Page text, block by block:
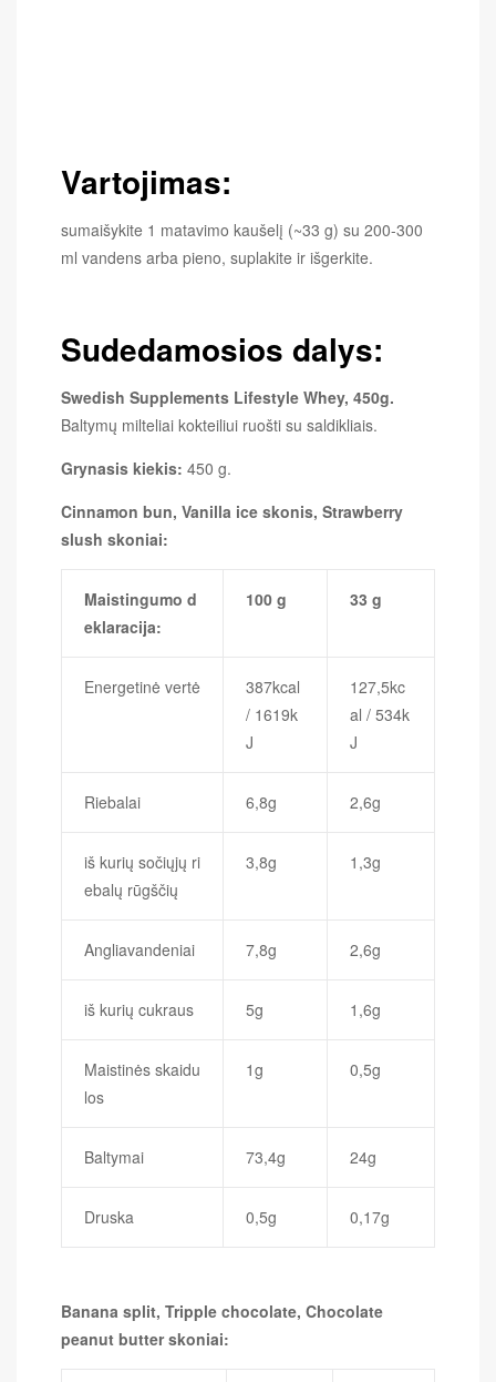
Vartojimas:
sumaišykite 1 matavimo kaušelį (~33 g) su 200-300
ml vandens arba pieno, suplakite ir išgerkite.
Sudedamosios dalys:
Swedish Supplements Lifestyle Whey, 450g.
Baltymų milteliai kokteiliui ruošti su saldikliais.
Grynasis kiekis: 450 g.
Cinnamon bun, Vanilla ice skonis, Strawberry
slush skoniai:
Maistingumo d
eklaracija:
100 g 33 g
Energetinė vertė
387kcal
/ 1619k
J
127,5kc
al / 534k
J
Riebalai 6,8g 2,6g
iš kurių sočiųjų ri
ebalų rūgščių
3,8g 1,3g
Angliavandeniai 7,8g 2,6g
iš kurių cukraus 5g 1,6g
Maistinės skaidu
los
1g 0,5g
Baltymai 73,4g 24g
Druska 0,5g 0,17g
Banana split, Tripple chocolate, Chocolate
peanut butter skoniai: